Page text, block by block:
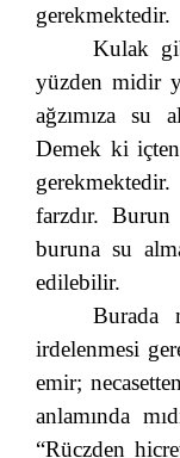
gerekmektedir.
Kulak
yüzden midir
ağzımıza su
Demek ki
farzdır. Burun
buruna su
edilebilir.
Burada
irdelenmesi
emir;
anlamında
“Rüczden